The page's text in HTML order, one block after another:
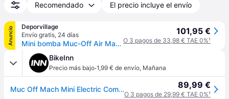
Recomendado El precio incluye el envío
Anuncio
Deporvillage
Envío gratis, 24 días
Mini bomba Muc-Off Air Mach Pro Mini Electric negro - Black
101,95 €
O 3 pagos de 33,98 € TAE 0%¹
BikeInn
Precio más bajo·1,99 € de envío, Mañana
Muc Off Mach Mini Electric Compressor Rosa 89,99 €
O 3 pagos de 29,99 € TAE 0%¹